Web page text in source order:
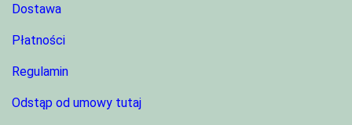
Dostawa
Płatności
Regulamin
Odstąp od umowy tutaj